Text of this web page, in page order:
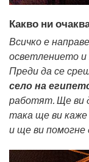
Какво ни
Всичко е
осветлението и
Преди да се
село на
работят. Ще ви
така ще ви
и ще ви помогне